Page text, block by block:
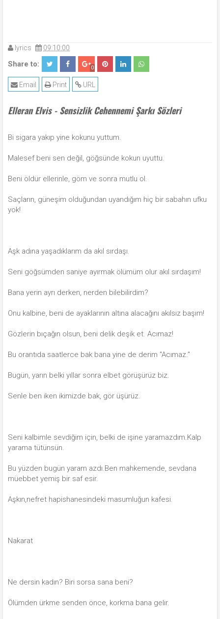
lyrics 09:10:00
Share to: 0
URL
Print
Email
Elleran Elvis - Sensizlik Cehennemi Şarkı Sözleri
Bi sigara yakıp yine kokunu yuttum.
Malesef beni sen değil, göğsünde kokun uyuttu.
Beni öldür ellerinle, göm ve sonra mutlu ol.
Saçların, güneşim olduğundan uyandığım hiç bir sabahın ufku
yok!
Aşk adına yaşadıklarım da akıl sırdaşı.
Seni göğsümden saniye ayırmak ölümüm olur akıl sırdaşım!
Bana yerin ayrı derken, nerden bilebilirdim?
Onu kalbine, beni de ayaklarının altına alacağını akılsız başım!
Gözlerin bıçağın olsun, beni delik deşik et. Acımaz!
Bu orantıda saatlerce bak bana yine de derim "Acımaz."
Bugün, yarın belki yıllar sonra elbet görüşürüz biz.
Senle ben iken ikimizde bak, gör üşürüz.
Seni kalbimle sevdiğim için, belki de işine yaramazdım.Kalp
yarama tütünsün.
Bu yüzden bugün yaram azdı.Ben mahkemende, sevdana
müebbet yemiş bir saf esir.
Aşkın,nefret hapishanesindeki masumluğun kafesi.
Nakarat
Ne dersin kadın? Biri sorsa sana beni?
Ölümden ürkme senden önce, korkma bana gelir.